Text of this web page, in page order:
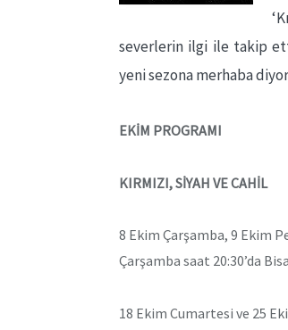
severlerin ilgi ile takip
yeni sezona merhaba
EKİM PROGRAMI
KIRMIZI, SİYAH VE CAHİL
8 Ekim Çarşamba, 9 Ekim
Çarşamba saat 20:30’da
18 Ekim Cumartesi ve 25